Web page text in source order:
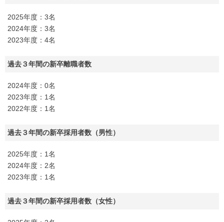
2025年度：3名
2024年度：3名
2023年度：4名
過去３年間の新卒離職者数
2024年度：0名
2023年度：1名
2022年度：1名
過去３年間の新卒採用者数（男性）
2025年度：1名
2024年度：2名
2023年度：1名
過去３年間の新卒採用者数（女性）